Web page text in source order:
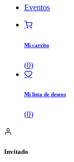
Eventos
Mi carrito
(0)
Mi lista de deseos
(0)
Invitado